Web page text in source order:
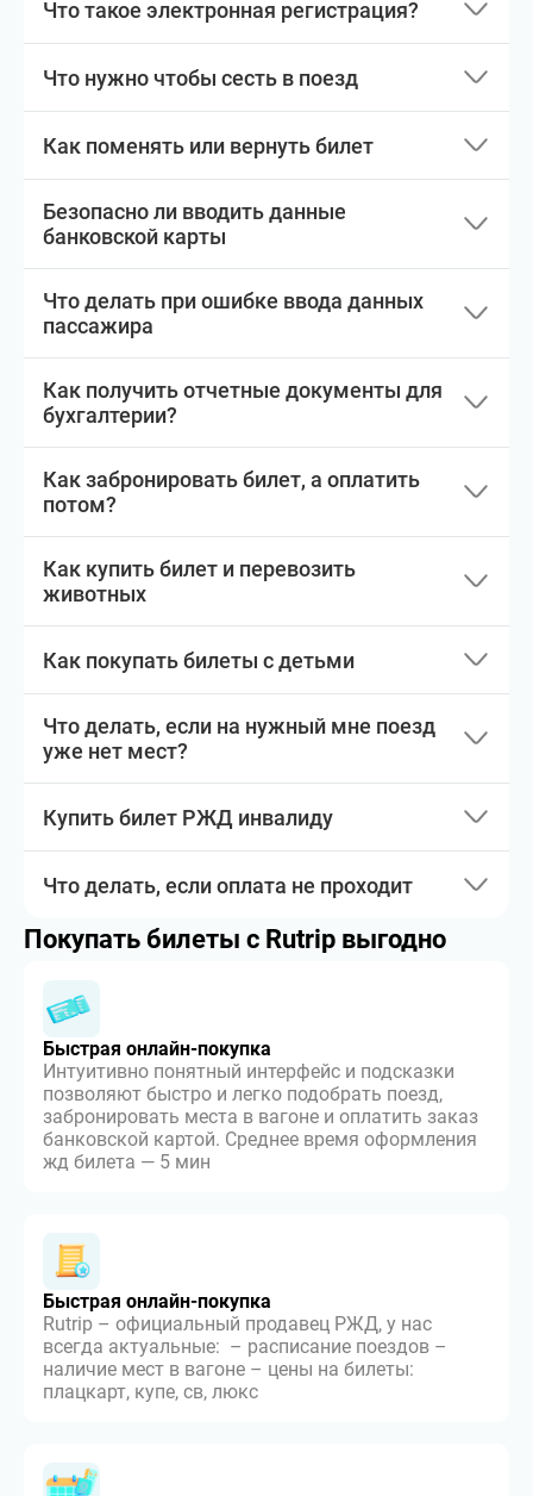
Что такое электронная регистрация?
Что нужно чтобы сесть в поезд
Как поменять или вернуть билет
Безопасно ли вводить данные
банковской карты
Что делать при ошибке ввода данных
пассажира
Как получить отчетные документы для
бухгалтерии?
Как забронировать билет, а оплатить
потом?
Как купить билет и перевозить
животных
Как покупать билеты с детьми
Что делать, если на нужный мне поезд
уже нет мест?
Купить билет РЖД инвалиду
Что делать, если оплата не проходит
Покупать билеты с Rutrip выгодно
Быстрая онлайн-покупка
Интуитивно понятный интерфейс и подсказки
позволяют быстро и легко подобрать поезд,
забронировать места в вагоне и оплатить заказ
банковской картой. Среднее время оформления
жд билета — 5 мин
Быстрая онлайн-покупка
Rutrip – официальный продавец РЖД, у нас
всегда актуальные: – расписание поездов –
наличие мест в вагоне – цены на билеты:
плацкарт, купе, св, люкс